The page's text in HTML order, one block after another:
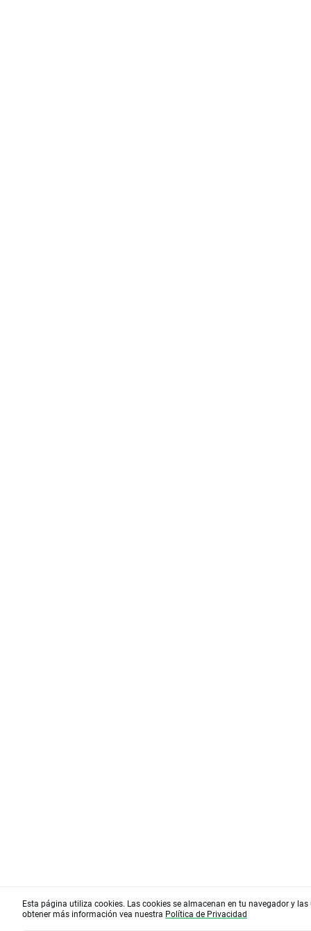
Esta página utiliza cookies. Las cookies se almacenan en tu navegador y
obtener más información vea nuestra Política de Privacidad